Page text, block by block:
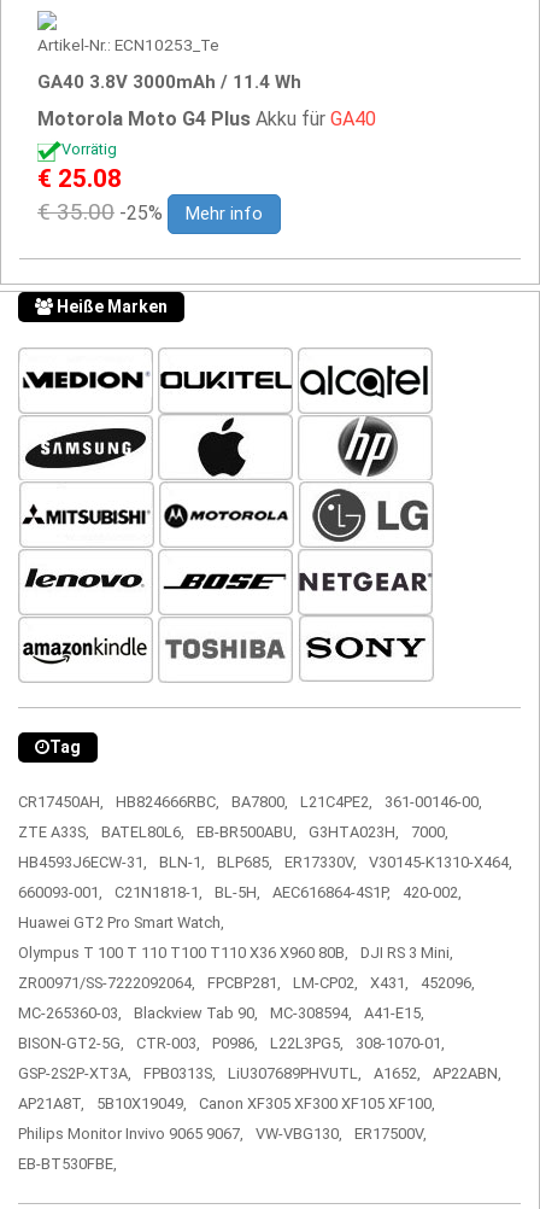
Artikel-Nr.: ECN10253_Te
GA40 3.8V 3000mAh / 11.4 Wh
Motorola Moto G4 Plus Akku für GA40
Vorrätig
€ 25.08
€ 35.00 -25% Mehr info
Heiße Marken
Tag
CR17450AH, HB824666RBC, BA7800, L21C4PE2,
361-00146-00,
ZTE A33S,
BATEL80L6, EB-BR500ABU, G3HTA023H,
7000,
HB4593J6ECW-31,
BLN-1, BLP685, ER17330V,
V30145-K1310-X464,
660093-001,
C21N1818-1, BL-5H, AEC616864-4S1P,
420-002,
Huawei GT2 Pro Smart Watch,
Olympus T 100 T 110 T100 T110 X36 X960 80B,
DJI RS 3 Mini,
ZR00971/SS-7222092064,
FPCBP281, LM-CP02, X431,
452096,
MC-265360-03,
Blackview Tab 90, MC-308594,
A41-E15,
BISON-GT2-5G,
CTR-003, P0986, L22L3PG5,
308-1070-01,
GSP-2S2P-XT3A,
FPB0313S, LiU307689PHVUTL, A1652,
AP22ABN,
AP21A8T,
5B10X19049,
Canon XF305 XF300 XF105 XF100,
Philips Monitor Invivo 9065 9067,
VW-VBG130,
ER17500V,
EB-BT530FBE,